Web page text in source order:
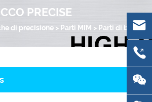
PRECISE
di precisione > Parti MIM > Parti di blocco precise